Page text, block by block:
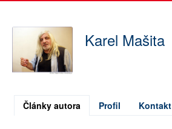
ARCHIV
ROZHOVORY
TÉMATA
Karel Mašita
Články autora Profil Kontakt